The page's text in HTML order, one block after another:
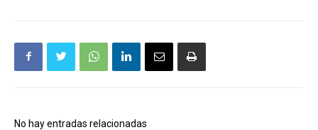
No hay entradas relacionadas